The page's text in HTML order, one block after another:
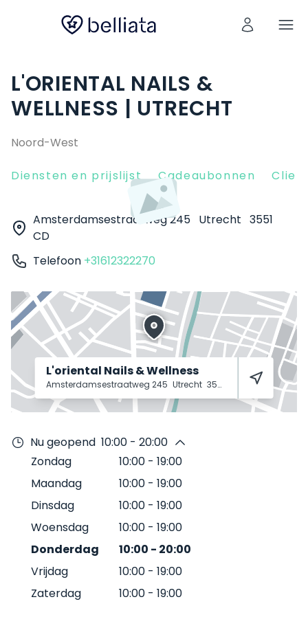
L'ORIENTAL NAILS &
WELLNESS | UTRECHT
Noord-West
Diensten en prijslijst Cadeaubonnen
Amsterdamsestraatweg 245 Utrecht 3551
CD
Telefoon +31612322270
L'oriental Nails & Wellness
Amsterdamsestraatweg 245 Utrecht 3551 CD
Nu geopend 10:00 - 20:00
Zondag
10:00 - 19:00
Maandag
10:00 - 19:00
Dinsdag
10:00 - 19:00
Woensdag
10:00 - 19:00
Donderdag
10:00 - 20:00
Vrijdag
10:00 - 19:00
Zaterdag
10:00 - 19:00